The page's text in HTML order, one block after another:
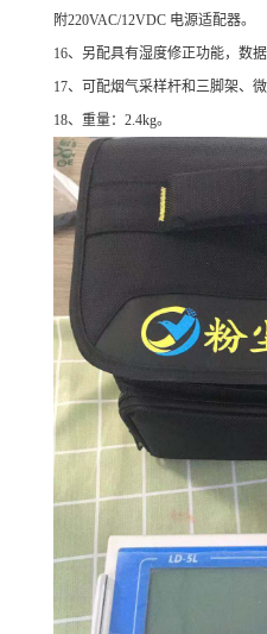
附220VAC/12VDC 电源适配器。
16、另配具有湿度修正功能，数
17、可配烟气采样杆和三脚架、微
18、重量：2.4kg。